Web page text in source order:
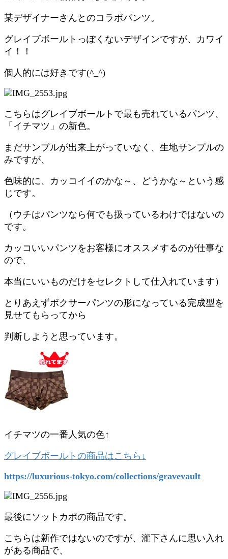
某デザイナーさんとのコラボパンツ。
グレイブボールトっぽくないデザインですが、カワイ
イ！！
個人的には好きです(^_^)
こちらはグレイブボールトで最も売れているパンツ、
「イチマツ」の新色。
まだサンプルが出来上がっていなく、生地サンプルの
みですが、
色味的に、カッコイイのかな～、どうかな～という感
じです。
（ウチはパンツなら何でも扱っているわけではないの
です。
カッコいいパンツをお客様にオススメするのが仕事な
ので、
本当にいいものだけをセレクトして仕入れています）
とりあえずボクサーパンツの形になっている完成型を
見せてもらってから
判断しようと思っています。
イチマツの一番人気の色↑
グレイブボールトの商品はこちら↓
https://luxurious-tokyo.com/collections/gravevault
最後にソットカポの商品です。
こちらは新作ではないのですが、瀧下さんに思い入れ
がある商品で、